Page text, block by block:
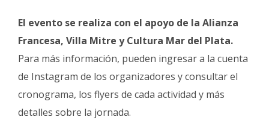
El evento se realiza con el apoyo de la Alianza
Francesa, Villa Mitre y Cultura Mar del Plata.
Para más información, pueden ingresar a la cuenta
de Instagram de los organizadores y consultar el
cronograma, los flyers de cada actividad y más
detalles sobre la jornada.